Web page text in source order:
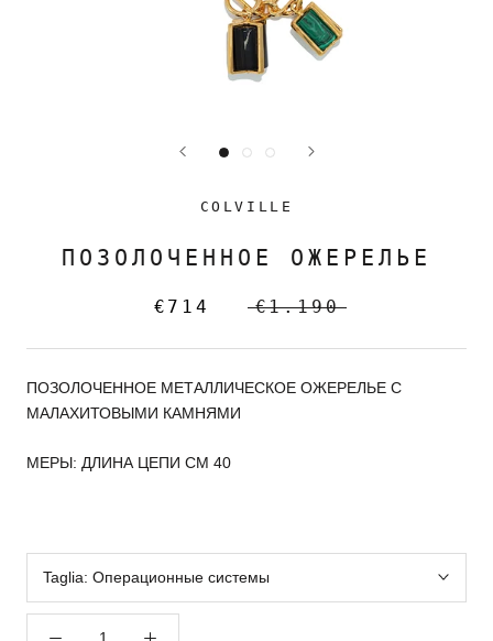
COLVILLE
ПОЗОЛОЧЕННОЕ ОЖЕРЕЛЬЕ
€714 €1.190
ПОЗОЛОЧЕННОЕ МЕТАЛЛИЧЕСКОЕ ОЖЕРЕЛЬЕ С
МАЛАХИТОВЫМИ КАМНЯМИ
МЕРЫ: ДЛИНА ЦЕПИ CM 40
Taglia: Операционные системы